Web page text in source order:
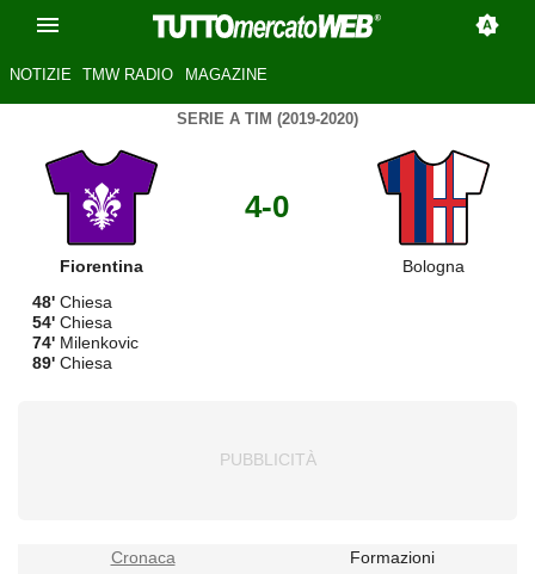
NOTIZIE TMW RADIO MAGAZINE
SERIE A TIM (2019-2020)
Fiorentina
4-0
Bologna
48' Chiesa
54' Chiesa
74' Milenkovic
89' Chiesa
Cronaca Formazioni